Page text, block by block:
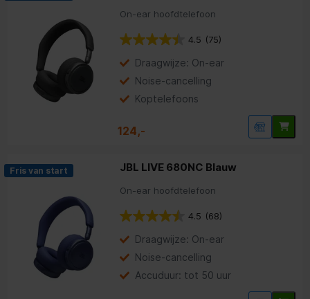
On-ear hoofdtelefoon
4.5 (75)
Draagwijze: On-ear
Noise-cancelling
Koptelefoons
124,-
Fris van start JBL LIVE 680NC Blauw
On-ear hoofdtelefoon
4.5 (68)
Draagwijze: On-ear
Noise-cancelling
Accuduur: tot 50 uur